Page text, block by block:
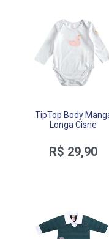
TipTop Body
Longa Cisne
R$ 29,90